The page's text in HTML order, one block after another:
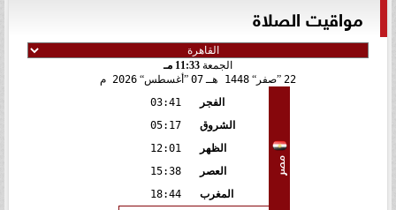
مواقيت الصلاة
الجمعة 11:33 مـ
22 صفر 1448 هـ 07 أغسطس 2026 م
مصر
الفجر
03:41
الشروق
05:17
الظهر
12:01
العصر
15:38
المغرب
18:44